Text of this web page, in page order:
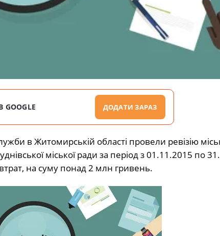
ДОДАТИ ЗАРАЗ
в Житомирській області провели ревізію
міської ради за період з 01.11.2015 по
на суму понад 2 млн гривень.